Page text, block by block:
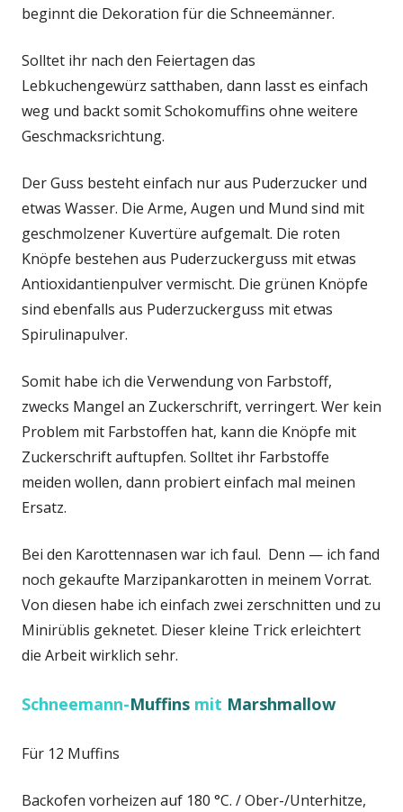
beginnt die Dekoration für die Schneemänner.
Solltet ihr nach den Feiertagen das
Lebkuchengewürz satthaben, dann lasst es einfach
weg und backt somit Schokomuffins ohne weitere
Geschmacksrichtung.
Der Guss besteht einfach nur aus Puderzucker und
etwas Wasser. Die Arme, Augen und Mund sind mit
geschmolzener Kuvertüre aufgemalt. Die roten
Knöpfe bestehen aus Puderzuckerguss mit etwas
Antioxidantienpulver vermischt. Die grünen Knöpfe
sind ebenfalls aus Puderzuckerguss mit etwas
Spirulinapulver.
Somit habe ich die Verwendung von Farbstoff,
zwecks Mangel an Zuckerschrift, verringert. Wer kein
Problem mit Farbstoffen hat, kann die Knöpfe mit
Zuckerschrift auftupfen. Solltet ihr Farbstoffe
meiden wollen, dann probiert einfach mal meinen
Ersatz.
Bei den Karottennasen war ich faul. Denn — ich fand
noch gekaufte Marzipankarotten in meinem Vorrat.
Von diesen habe ich einfach zwei zerschnitten und zu
Minirüblis geknetet. Dieser kleine Trick erleichtert
die Arbeit wirklich sehr.
Schneemann-Muffins mit Marshmallow
Für 12 Muffins
Backofen vorheizen auf 180 °C. / Ober-/Unterhitze,